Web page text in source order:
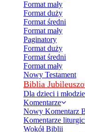
Format mały
Format duży
Format średni
Format mały
Paginatory
Format duży
Format średni
Format mały
Nowy Testament
Biblia
Dla dzieci i
Komentarze
Nowy Komentarz
Komentarze
Wokół Biblii